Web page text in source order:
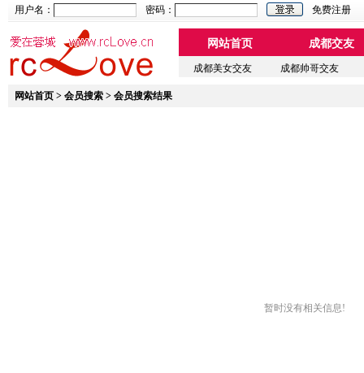
用户名： 密码： 免费注册
网站首页 成都交友
成都美女交友 成都帅哥交友
网站首页 > 会员搜索 > 会员搜索结果
暂时没有相关信息!